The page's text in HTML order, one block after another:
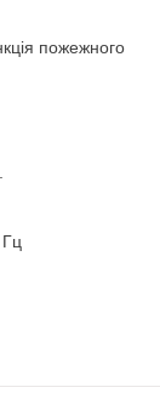
пожежного